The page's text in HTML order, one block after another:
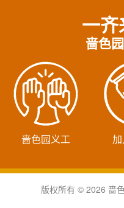
一
啬色
啬色园义工
版权所有 © 2026 啬